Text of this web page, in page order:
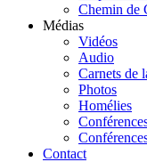
Chemin de
Médias
Vidéos
Audio
Carnets de
Photos
Homélies
Contact